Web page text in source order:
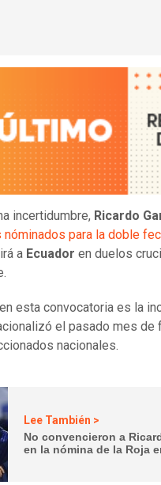
incertidumbre, Ricardo
nóminados para la doble
a Ecuador en duelos
esta convocatoria es la
el pasado mes
nacionales.
Lee También >
No convencieron a
en la nómina de la Roja